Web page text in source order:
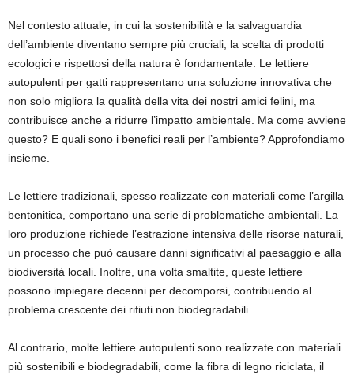
Nel contesto attuale, in cui la sostenibilità e la salvaguardia
dell’ambiente diventano sempre più cruciali, la scelta di prodotti
ecologici e rispettosi della natura è fondamentale. Le lettiere
autopulenti per gatti rappresentano una soluzione innovativa che
non solo migliora la qualità della vita dei nostri amici felini, ma
contribuisce anche a ridurre l’impatto ambientale. Ma come avviene
questo? E quali sono i benefici reali per l’ambiente? Approfondiamo
insieme.
Le lettiere tradizionali, spesso realizzate con materiali come l’argilla
bentonitica, comportano una serie di problematiche ambientali. La
loro produzione richiede l’estrazione intensiva delle risorse naturali,
un processo che può causare danni significativi al paesaggio e alla
biodiversità locali. Inoltre, una volta smaltite, queste lettiere
possono impiegare decenni per decomporsi, contribuendo al
problema crescente dei rifiuti non biodegradabili.
Al contrario, molte lettiere autopulenti sono realizzate con materiali
più sostenibili e biodegradabili, come la fibra di legno riciclata, il